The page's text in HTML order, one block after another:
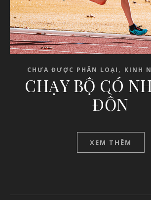
CHƯA ĐƯỢC PHÂN LOẠI , KINH
CHẠY BỘ CÓ
ĐỒN
XEM THÊM